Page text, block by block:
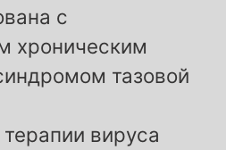
с
хроническим
тазовой
вируса